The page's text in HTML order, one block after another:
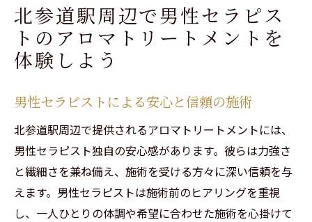
リラックスした環境での特別なひととき
アロマトリートメントがもたらす心身のリラク
ゼーション効果
アロマによるストレス解消のメカニズム
る
香りの効果で心地よさを実感
精神の安定と心の癒しの相乗効果
都会のストレスをリリースする方法
北参道駅周辺で男性セラピス
トのアロマトリートメントを
体験しよう
男性セラピストによる安心と信頼の施術
北参道駅周辺で提供されるアロマトリートメントには、
男性セラピスト独自の安心感があります。彼らは力強さ
と繊細さを兼ね備え、施術を受ける方々に深い信頼を与
えます。男性セラピストは施術前のヒアリングを重視
し、一人ひとりの体調や希望に合わせた施術を心掛けて